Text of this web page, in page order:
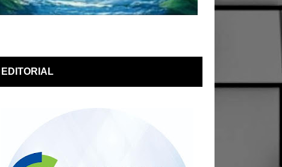
EDITORIAL